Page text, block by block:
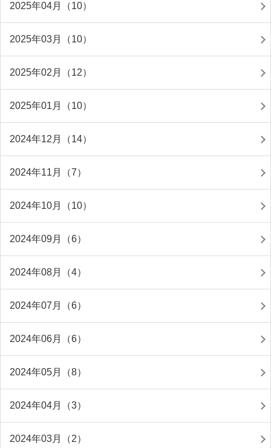
2025年04月（10）
2025年03月（10）
2025年02月（12）
2025年01月（10）
2024年12月（14）
2024年11月（7）
2024年10月（10）
2024年09月（6）
2024年08月（4）
2024年07月（6）
2024年06月（6）
2024年05月（8）
2024年04月（3）
2024年03月（2）